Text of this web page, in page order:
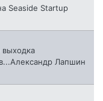
Seaside Startup
выходка
Лапшин